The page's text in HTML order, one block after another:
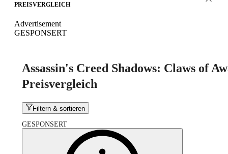
PREISVERGLEICH
Advertisement
GESPONSERT
Assassin's Creed Shadows: Claws of
Preisvergleich
Filtern & sortieren
GESPONSERT